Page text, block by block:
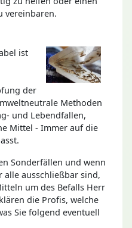
vereinbaren.
ist
der
Methoden
und Lebendfallen,
Mittel - Immer auf die
Sonderfällen und wenn
alle ausschließbar sind,
um des Befalls Herr
die Profis, welche
Sie folgend eventuell